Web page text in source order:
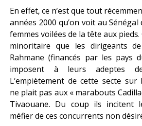
En effet, ce n’est que tout
années 2000 qu’on voit au
femmes voilées de la tête aux pieds.
minoritaire que les dirigeants
Rahmane (financés par les pays
imposent à leurs adeptes
L’empiètement de cette secte sur
ne plait pas aux « marabouts
Tivaouane. Du coup ils incitent
méfier de ces concurrents non